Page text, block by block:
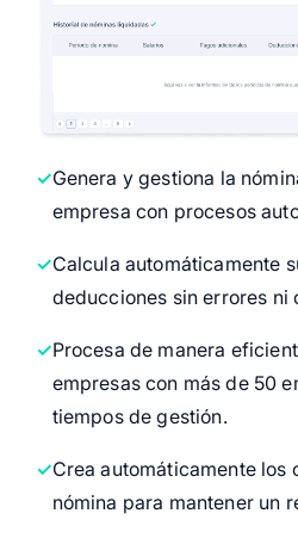
Genera y gestiona la
empresa con procesos
Calcula automáticamente
deducciones sin errores ni
Procesa de manera
empresas con más de 50
tiempos de gestión.
Crea automáticamente los
nómina para mantener un